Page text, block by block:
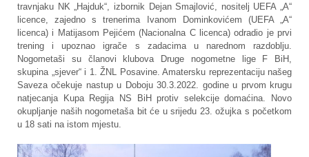
travnjaku NK „Hajduk“, izbornik Dejan Smajlović, nositelj UEFA „A“
licence, zajedno s trenerima Ivanom Dominkovićem (UEFA „A“
licenca) i Matijasom Pejićem (Nacionalna C licenca) odradio je prvi
trening i upoznao igrače s zadacima u narednom razdoblju.
Nogometaši su članovi klubova Druge nogometne lige F BiH,
skupina „sjever“ i 1. ŽNL Posavine. Amatersku reprezentaciju našeg
Saveza očekuje nastup u Doboju 30.3.2022. godine u prvom krugu
natjecanja Kupa Regija NS BiH protiv selekcije domaćina. Novo
okupljanje naših nogometaša bit će u srijedu 23. ožujka s početkom
u 18 sati na istom mjestu.